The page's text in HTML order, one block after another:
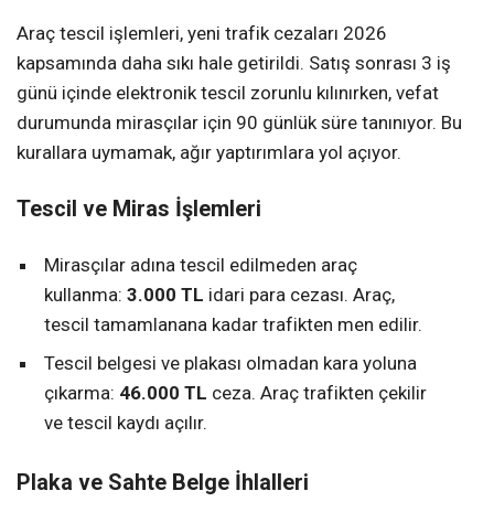
Araç tescil işlemleri, yeni trafik cezaları 2026
kapsamında daha sıkı hale getirildi. Satış sonrası 3 iş
günü içinde elektronik tescil zorunlu kılınırken, vefat
durumunda mirasçılar için 90 günlük süre tanınıyor. Bu
kurallara uymamak, ağır yaptırımlara yol açıyor.
Tescil ve Miras İşlemleri
Mirasçılar adına tescil edilmeden araç
kullanma: 3.000 TL idari para cezası. Araç,
tescil tamamlanana kadar trafikten men edilir.
Tescil belgesi ve plakası olmadan kara yoluna
çıkarma: 46.000 TL ceza. Araç trafikten çekilir
ve tescil kaydı açılır.
Plaka ve Sahte Belge İhlalleri